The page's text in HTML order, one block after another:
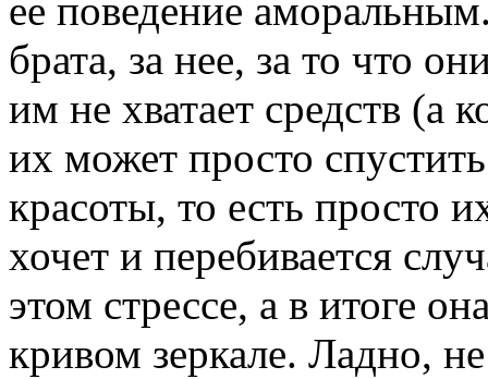
ее поведение
брата, за нее, за то что
им не хватает средств (а
их может просто
красоты, то есть просто
хочет и перебивается
этом стрессе, а в итоге
кривом зеркале. Ладно,